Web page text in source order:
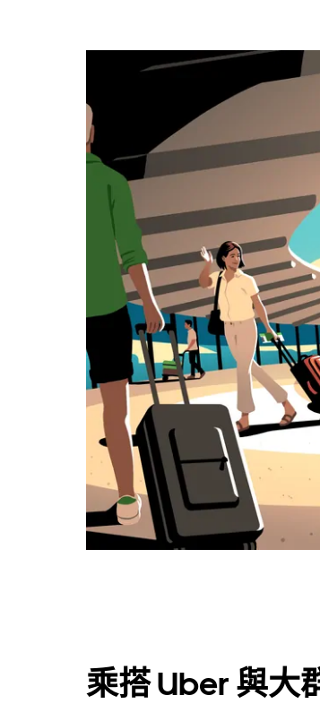
乘搭 Uber 與大